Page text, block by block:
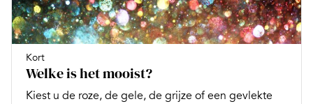
Kort
Welke is het mooist?
Kiest u de roze, de gele, de grijze of een gevlekte